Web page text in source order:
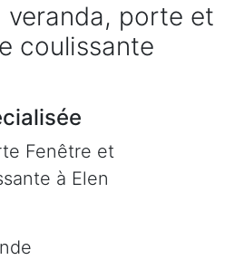
veranda, porte et
coulissante
Fenêtre et
à Elen